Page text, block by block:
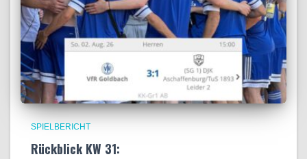
SPIELBERICHT
Rückblick KW 31: